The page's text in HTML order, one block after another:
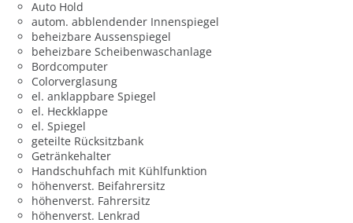
Auto Hold
autom. abblendender Innenspiegel
beheizbare Aussenspiegel
beheizbare Scheibenwaschanlage
Bordcomputer
Colorverglasung
el. anklappbare Spiegel
el. Heckklappe
el. Spiegel
geteilte Rücksitzbank
Getränkehalter
Handschuhfach mit Kühlfunktion
höhenverst. Beifahrersitz
höhenverst. Fahrersitz
höhenverst. Lenkrad